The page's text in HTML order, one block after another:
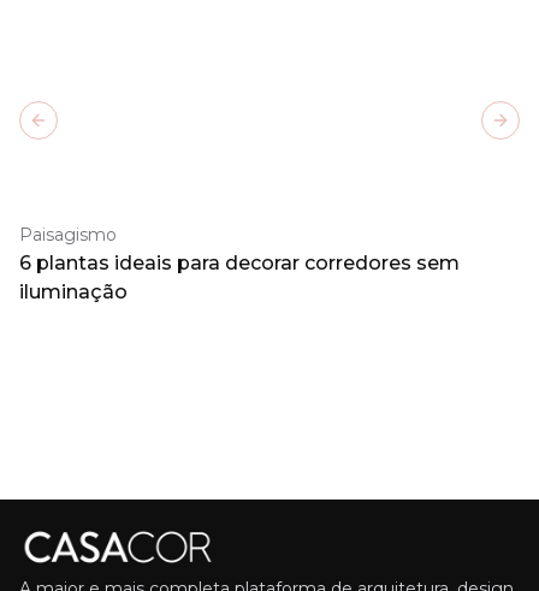
Paisagismo
6 plantas ideais para decorar corredores sem
iluminação
Previous slide